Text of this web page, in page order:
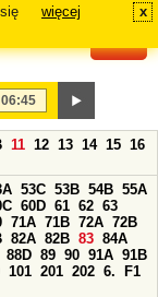
więcej x
11 12 13 14 15 16
53C 53B 54B 55A
60D 61 62 63
71A 71B 72A 72B
82A 82B 83 84A
88D 89 90 91A 91B
101 201 202 6.
F1